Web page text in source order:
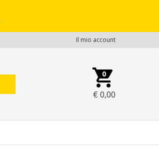
Il mio account
€ 0,00
0